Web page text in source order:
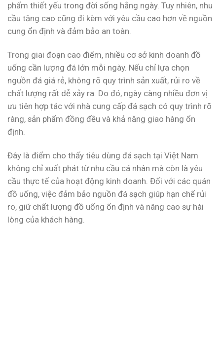
phẩm thiết yếu trong đời sống hằng ngày. Tuy nhiên, nhu
cầu tăng cao cũng đi kèm với yêu cầu cao hơn về nguồn
cung ổn định và đảm bảo an toàn.
Trong giai đoạn cao điểm, nhiều cơ sở kinh doanh đồ
uống cần lượng đá lớn mỗi ngày. Nếu chỉ lựa chọn
nguồn đá giá rẻ, không rõ quy trình sản xuất, rủi ro về
chất lượng rất dễ xảy ra. Do đó, ngày càng nhiều đơn vị
ưu tiên hợp tác với nhà cung cấp đá sạch có quy trình rõ
ràng, sản phẩm đồng đều và khả năng giao hàng ổn
định.
Đây là điểm cho thấy tiêu dùng đá sạch tại Việt Nam
không chỉ xuất phát từ nhu cầu cá nhân mà còn là yêu
cầu thực tế của hoạt động kinh doanh. Đối với các quán
đồ uống, việc đảm bảo nguồn đá sạch giúp hạn chế rủi
ro, giữ chất lượng đồ uống ổn định và nâng cao sự hài
lòng của khách hàng.